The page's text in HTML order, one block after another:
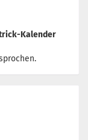
Kalender